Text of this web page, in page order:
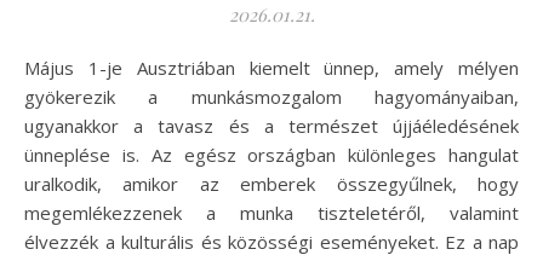
2026.01.21.
Május 1-je Ausztriában kiemelt ünnep, amely mélyen
gyökerezik a munkásmozgalom hagyományaiban,
ugyanakkor a tavasz és a természet újjáéledésének
ünneplése is. Az egész országban különleges hangulat
uralkodik, amikor az emberek összegyűlnek, hogy
megemlékezzenek a munka tiszteletéről, valamint
élvezzék a kulturális és közösségi eseményeket. Ez a nap